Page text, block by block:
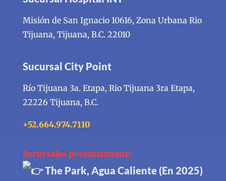
Misión de San Ignacio 10616, Zona Urbana Rio
Tijuana, Tijuana, B.C. 22010
Sucursal City Point
Río Tijuana 3a. Etapa, Rio Tijuana 3ra Etapa,
22226 Tijuana, B.C.
+52.664.974.7110
Sucursales proximamente:
The Park, Agua Caliente (En 2025)